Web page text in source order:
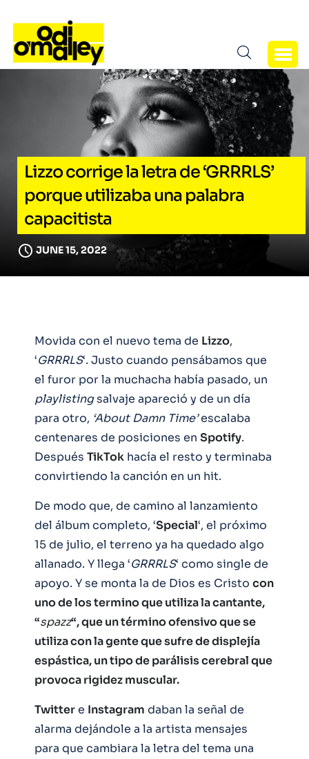
Lizzo corrige la letra de ‘GRRRLS’
porque utilizaba una palabra
capacitista
JUNE 15, 2022
Movida con el nuevo tema de Lizzo,
‘GRRRLS‘. Justo cuando pensábamos que
el furor por la muchacha había pasado, un
playlistingsalvaje apareció y de un día
para otro, ‘About Damn Time’escalaba
centenares de posiciones en Spotify.
Después TikTok hacía el resto y terminaba
convirtiendo la canción en un hit.
De modo que, de camino al lanzamiento
del álbum completo, ‘Special‘, el próximo
15 de julio, el terreno ya ha quedado algo
allanado. Y llega ‘GRRRLS‘ como single de
apoyo. Y se monta la de Dios es Cristo con
uno de los termino que utiliza la cantante,
“spazz“, que un término ofensivo que se
utiliza con la gente que sufre de displejía
espástica, un tipo de parálisis cerebral que
provoca rigidez muscular.
Twittere Instagram daban la señal de
alarma dejándole a la artista mensajes
para que cambiara la letra del tema una